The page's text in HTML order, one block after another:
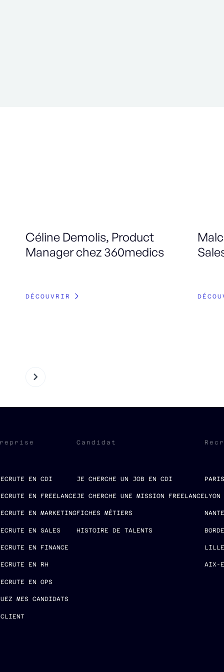
Céline Demolis, Product
Manager chez 360medics
DÉCOUVRIR
EN CDI
EN FREELANCE
EN MARKETING
EN SALES
EN FINANCE
EN RH
EN OPS
MES CANDIDATS
Candidat
JE CHERCHE UN JOB EN CDI
JE CHERCHE UNE MISSION FREELANCE
FICHES MÉTIERS
HISTOIRE DE TALENTS
PARIS
LYON
LILLE
AIX-